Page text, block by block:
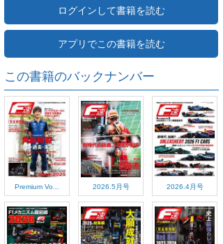
ログインして書籍を読む
アプリでこの書籍を読む
この書籍のバックナンバー
Premium Vo... 2026.5月号 2026.4月号